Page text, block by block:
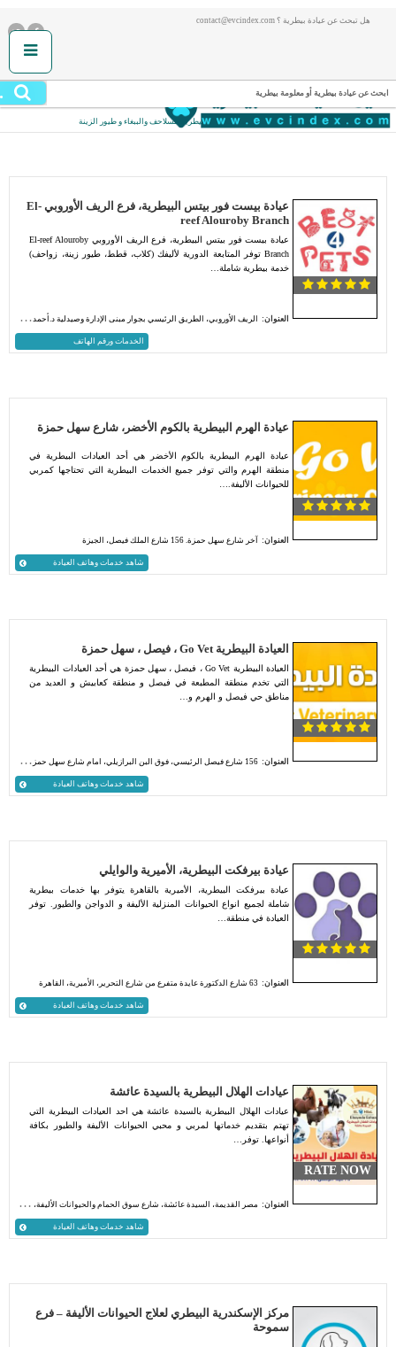
هل تبحث عن عيادة بيطرية ؟ contact@evcindex.com
ابحث عن عيادة بيطرية أو معلومة بيطرية
أنت هنا: الصفحة الرئيسية /عيادة بيطرية للسلاحف والببغاء و طيور الزينة
الخدمات ورقم الهاتف
عيادة بيست فور بيتس البيطرية، فرع الريف الأوروبي El-
reef Alouroby Branch
عيادة بيست فور بيتس البيطرية، فرع الريف الأوروبي El-reef Alouroby
Branch توفر المتابعة الدورية لأليفك (كلاب، قطط، طيور زينة، زواحف)
خدمة بيطرية شاملة…
العنوان: الريف الأوروبي، الطريق الرئيسي بجوار مبنى الإدارة وصيدلية د.أحمد فريد
شاهد خدمات وهاتف العيادة
عيادة الهرم البيطرية بالكوم الأخضر، شارع سهل حمزة
عيادة الهرم البيطرية بالكوم الأخضر هي أحد العيادات البيطرية في
منطقة الهرم والتي توفر جميع الخدمات البيطرية التي تحتاجها كمربي
للحيوانات الأليفة.…
العنوان: آخر شارع سهل حمزة. 156 شارع الملك فيصل، الجيزة
شاهد خدمات وهاتف العيادة
العيادة البيطرية Go Vet ، فيصل ، سهل حمزة
العيادة البيطرية Go Vet ، فيصل ، سهل حمزة هي أحد العيادات البيطرية
التي تخدم منطقة المطبعة في فيصل و منطقة كعابيش و العديد من
مناطق حي فيصل و الهرم و…
العنوان: 156 شارع فيصل الرئيسي، فوق البن البرازيلي، امام شارع سهل حمزة، الكوم الأخضر، فيصل
شاهد خدمات وهاتف العيادة
عيادة بيرفكت البيطرية، الأميرية والوايلي
عيادة بيرفكت البيطرية، الأميرية بالقاهرة يتوفر بها خدمات بيطرية
شاملة لجميع انواع الحيوانات المنزلية الأليفة و الدواجن والطيور. توفر
العيادة في منطقة…
العنوان: 63 شارع الدكتورة عايدة متفرع من شارع التحرير، الأميرية، القاهرة
شاهد خدمات وهاتف العيادة
RATE NOW
عيادات الهلال البيطرية بالسيدة عائشة
عيادات الهلال البيطرية بالسيدة عائشة هي احد العيادات البيطرية التي
تهتم بتقديم خدماتها لمربي و محبي الحيوانات الأليفة والطيور بكافة
أنواعها. توفر…
العنوان: مصر القديمة، السيدة عائشة، شارع سوق الحمام والحيوانات الأليفة، الخارطة القديمه، أمام دار المناسبات.
مركز الإسكندرية البيطري لعلاج الحيوانات الأليفة – فرع
سموحة